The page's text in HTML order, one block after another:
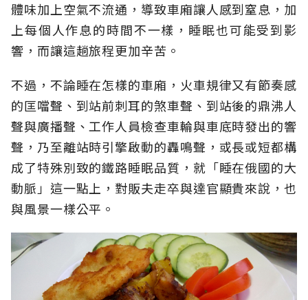
體味加上空氣不流通，導致車廂讓人感到窒息，加
上每個人作息的時間不一樣，睡眠也可能受到影
響，而讓這趟旅程更加辛苦。
不過，不論睡在怎樣的車廂，火車規律又有節奏感
的匡噹聲、到站前刺耳的煞車聲、到站後的鼎沸人
聲與廣播聲、工作人員檢查車輪與車底時發出的響
聲，乃至離站時引擎啟動的轟鳴聲，或長或短都構
成了特殊別致的鐵路睡眠品質，就「睡在俄國的大
動脈」這一點上，對販夫走卒與達官顯貴來說，也
與風景一樣公平。